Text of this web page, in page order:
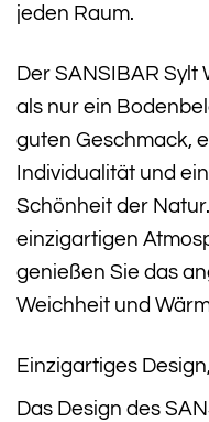
jeden Raum.
Der SANSIBAR Sylt
als nur ein
guten Geschmack,
Individualität und
Schönheit der
einzigartigen
genießen Sie das
Weichheit und
Einzigartiges
Das Design des